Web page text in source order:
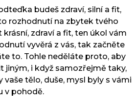
budeš zdraví, silní a fit,
rozhodnutí na zbytek tvého
krásní, zdraví a fit, ten úkol vám
vyvěrá z vás, tak začněte
to. Tohle neděláte proto, aby
jiným, i když samozřejmě taky,
vaše tělo, duše, mysl byly s vámi
v pohodě.